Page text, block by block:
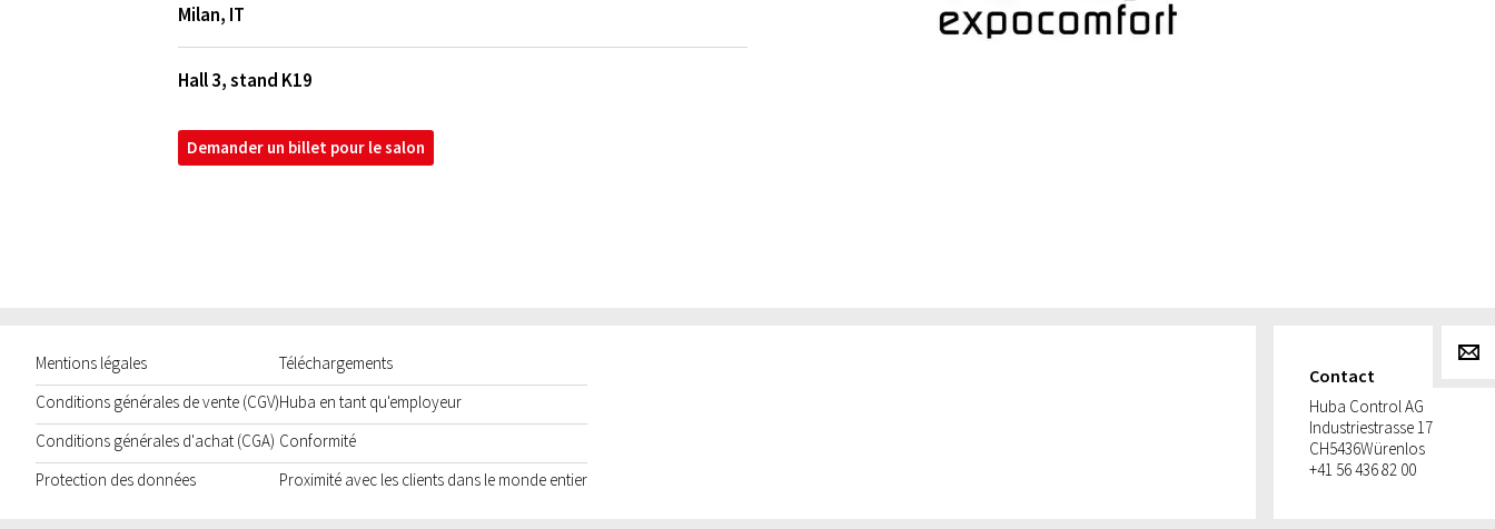
Milan, IT
Hall 3, stand K19
Demander un billet pour le salon
Mentions légales
Conditions générales de vente (CGV)
Conditions générales d'achat (CGA)
Protection des données
Téléchargements
Huba en tant qu'employeur
Conformité
Proximité avec les clients dans le monde entier
Contact
Huba Control AG
Industriestrasse 17
CH5436Würenlos
+41 56 436 82 00
g